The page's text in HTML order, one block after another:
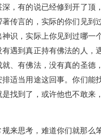
，有的说已经修到开了顶
传言的，实际的你们见
识，实际上你见到过哪
遇到真正持有佛法的人，
、有佛法，没有真的圣德
适当用途这回事。你们
找到了，或许他也不敢
来思考，难道你们就那么